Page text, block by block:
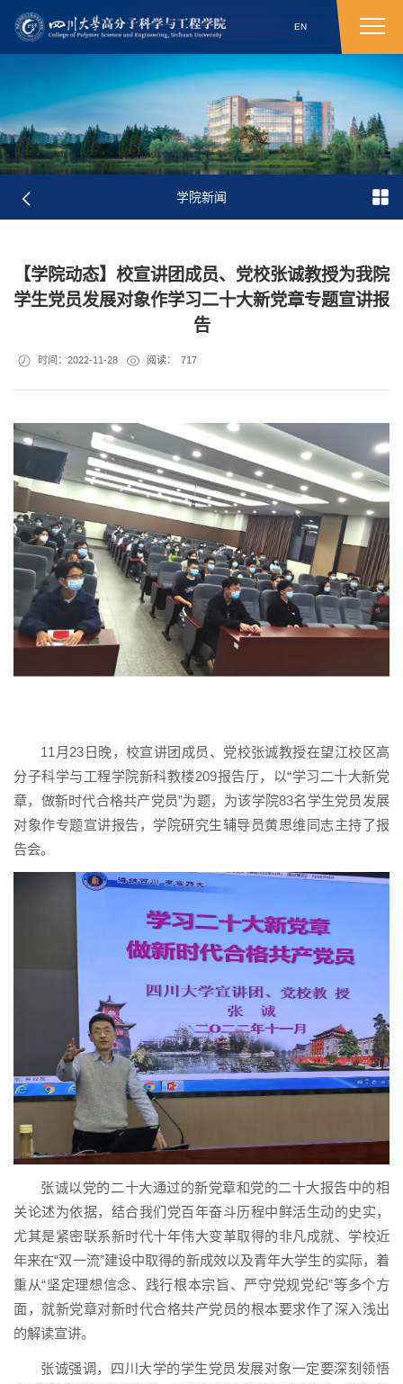
EN
学院新闻
【学院动态】校宣讲团成员、党校张诚教授为我院
学生党员发展对象作学习二十大新党章专题宣讲报
告
时间：2022-11-28 阅读： 717
11月23日晚，校宣讲团成员、党校张诚教授在望江校区高
分子科学与工程学院新科教楼209报告厅，以“学习二十大新党
章，做新时代合格共产党员”为题，为该学院83名学生党员发展
对象作专题宣讲报告，学院研究生辅导员黄思维同志主持了报
告会。
张诚以党的二十大通过的新党章和党的二十大报告中的相
关论述为依据，结合我们党百年奋斗历程中鲜活生动的史实，
尤其是紧密联系新时代十年伟大变革取得的非凡成就、学校近
年来在“双一流”建设中取得的新成效以及青年大学生的实际，着
重从“坚定理想信念、践行根本宗旨、严守党规党纪”等多个方
面，就新党章对新时代合格共产党员的根本要求作了深入浅出
的解读宣讲。
张诚强调，四川大学的学生党员发展对象一定要深刻领悟